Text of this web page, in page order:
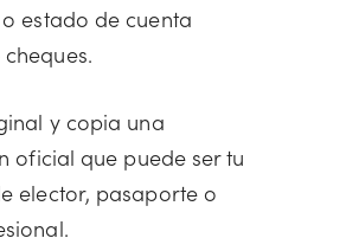
estado de cuenta
y copia una
oficial que puede ser tu
elector, pasaporte o